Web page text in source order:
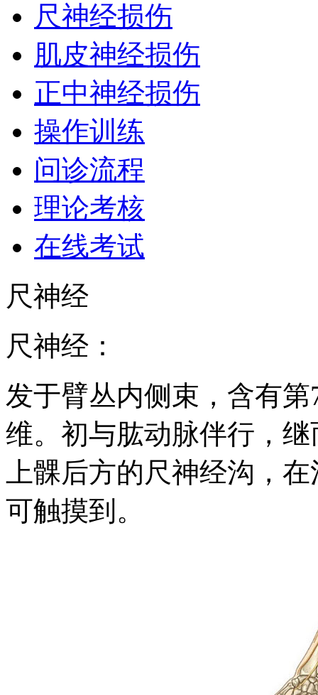
尺神经损伤
肌皮神经损伤
正中神经损伤
操作训练
问诊流程
理论考核
在线考试
尺神经
尺神经：
发于臂丛内侧束，含有
维。初与肱动脉伴行，
上髁后方的尺神经沟，
可触摸到。